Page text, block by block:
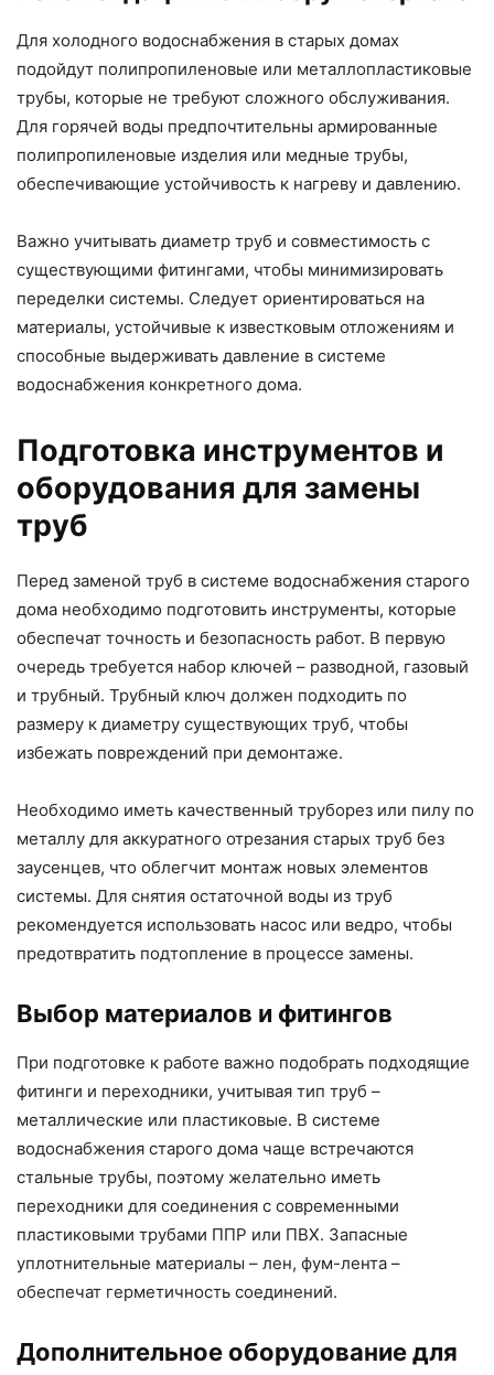
Для холодного водоснабжения в старых домах
подойдут полипропиленовые или металлопластиковые
трубы, которые не требуют сложного обслуживания.
Для горячей воды предпочтительны армированные
полипропиленовые изделия или медные трубы,
обеспечивающие устойчивость к нагреву и давлению.
Важно учитывать диаметр труб и совместимость с
существующими фитингами, чтобы минимизировать
переделки системы. Следует ориентироваться на
материалы, устойчивые к известковым отложениям и
способные выдерживать давление в системе
водоснабжения конкретного дома.
Подготовка инструментов и
оборудования для замены
труб
Перед заменой труб в системе водоснабжения старого
дома необходимо подготовить инструменты, которые
обеспечат точность и безопасность работ. В первую
очередь требуется набор ключей – разводной, газовый
и трубный. Трубный ключ должен подходить по
размеру к диаметру существующих труб, чтобы
избежать повреждений при демонтаже.
Необходимо иметь качественный труборез или пилу по
металлу для аккуратного отрезания старых труб без
заусенцев, что облегчит монтаж новых элементов
системы. Для снятия остаточной воды из труб
рекомендуется использовать насос или ведро, чтобы
предотвратить подтопление в процессе замены.
Выбор материалов и фитингов
При подготовке к работе важно подобрать подходящие
фитинги и переходники, учитывая тип труб –
металлические или пластиковые. В системе
водоснабжения старого дома чаще встречаются
стальные трубы, поэтому желательно иметь
переходники для соединения с современными
пластиковыми трубами ППР или ПВХ. Запасные
уплотнительные материалы – лен, фум-лента –
обеспечат герметичность соединений.
Дополнительное оборудование для